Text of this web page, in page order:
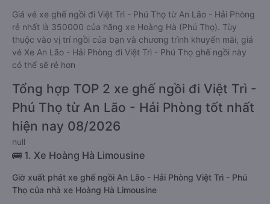
Giá vé xe ghế ngồi đi Việt Trì - Phú Thọ từ An Lão - Hải Phòng
rẻ nhất là 350000 của hãng xe Hoàng Hà (Phú Thọ). Tùy
thuộc vào vị trí ngồi của bạn và chương trình khuyến mãi, giá
vé Xe An Lão - Hải Phòng đi Việt Trì - Phú Thọ ghế ngồi này
có thể sẽ rẻ hơn
Tổng hợp TOP 2 xe ghế ngồi đi Việt Trì -
Phú Thọ từ An Lão - Hải Phòng tốt nhất
hiện nay 08/2026
null
🚌 1. Xe Hoàng Hà Limousine
Giờ xuất phát xe ghế ngồi An Lão - Hải Phòng Việt Trì - Phú
Thọ của nhà xe Hoàng Hà Limousine